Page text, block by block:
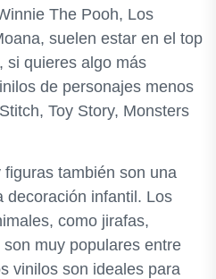
The Pooh, Los
suelen estar en el top
si quieres algo más
de personajes menos
Toy Story, Monsters
también son una
decoración infantil. Los
como jirafas,
muy populares entre
vinilos son ideales para